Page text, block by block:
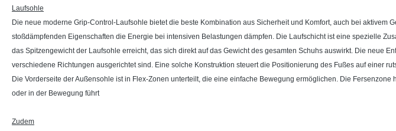
Laufsohle
Die neue moderne Grip-Control-Laufsohle bietet die beste Kombination aus Sicherheit und Komfort, auch bei
stoßdämpfenden Eigenschaften die Energie bei intensiven Belastungen dämpfen. Die Laufschicht ist eine spezielle
das Spitzengewicht der Laufsohle erreicht, das sich direkt auf das Gewicht des gesamten Schuhs auswirkt. Die neue
verschiedene Richtungen ausgerichtet sind. Eine solche Konstruktion steuert die Positionierung des Fußes auf einer
Die Vorderseite der Außensohle ist in Flex-Zonen unterteilt, die eine einfache Bewegung ermöglichen. Die
oder in der Bewegung führt
Zudem